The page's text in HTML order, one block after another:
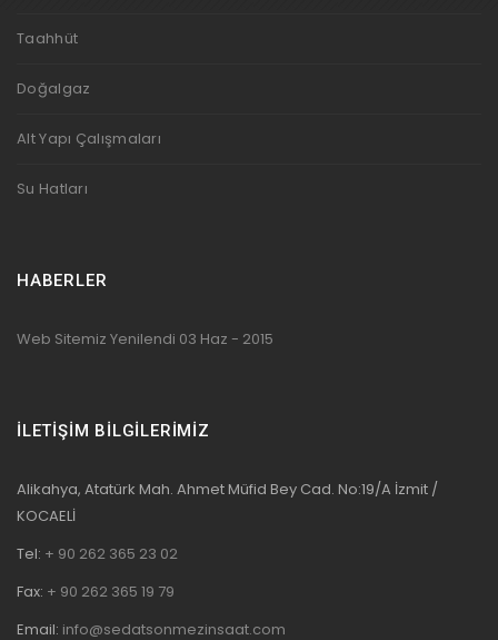
Taahhüt
Doğalgaz
Alt Yapı Çalışmaları
Su Hatları
HABERLER
Web Sitemiz Yenilendi 03 Haz - 2015
İLETİŞİM BİLGİLERİMİZ
Alikahya, Atatürk Mah. Ahmet Müfid Bey Cad. No:19/A İzmit /
KOCAELİ
Tel: + 90 262 365 23 02
Fax: + 90 262 365 19 79
Email: info@sedatsonmezinsaat.com